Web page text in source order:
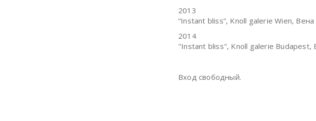
2013
“Instant bliss”, Knoll galerie Wien, Вена
2014
"Instant bliss", Knoll galerie Budapest,
Вход свободный.